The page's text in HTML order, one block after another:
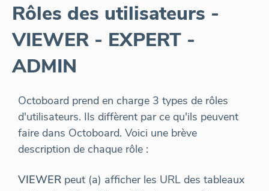
Rôles des utilisateurs -
VIEWER - EXPERT -
ADMIN
Octoboard prend en charge 3 types de rôles
d'utilisateurs. Ils diffèrent par ce qu'ils peuvent
faire dans Octoboard. Voici une brève
description de chaque rôle :
VIEWER peut (a) afficher les URL des tableaux